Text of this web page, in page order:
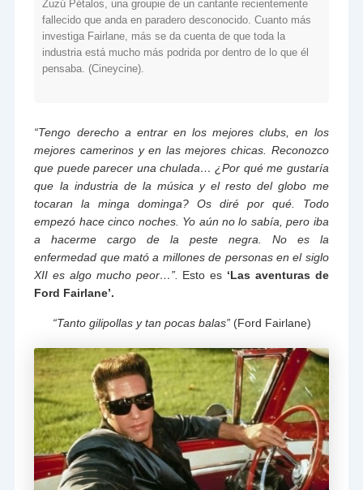
Zuzú Pétalos, una groupie de un cantante recientemente
fallecido que anda en paradero desconocido. Cuanto más
investiga Fairlane, más se da cuenta de que toda la
industria está mucho más podrida por dentro de lo que él
pensaba. (Cineycine).
“Tengo derecho a entrar en los mejores clubs, en los
mejores camerinos y en las mejores chicas. Reconozco
que puede parecer una chulada… ¿Por qué me gustaría
que la industria de la música y el resto del globo me
tocaran la minga dominga? Os diré por qué. Todo
empezó hace cinco noches. Yo aún no lo sabía, pero iba
a hacerme cargo de la peste negra. No es la
enfermedad que mató a millones de personas en el siglo
XII es algo mucho peor…”. Esto es ‘Las aventuras de
Ford Fairlane’.
“Tanto gilipollas y tan pocas balas”(Ford Fairlane)